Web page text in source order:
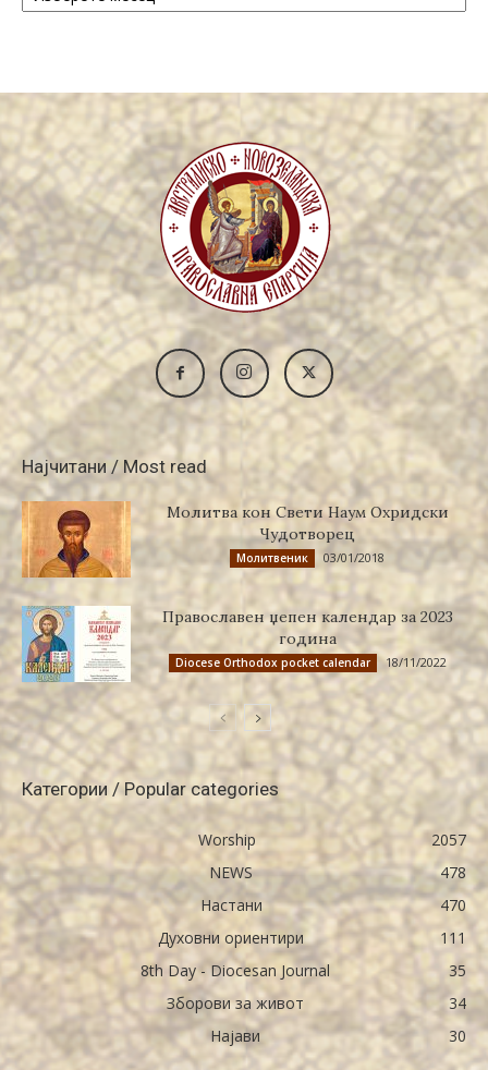
Најчитани / Most read
Молитва кон Свети Наум Охридски
Чудотворец
Молитвеник 03/01/2018
Православен џепен календар за 2023
година
Diocese Orthodox pocket calendar 18/11/2022
Категории / Popular categories
Worship
2057
NEWS
478
Настани
470
Духовни ориентири
111
8th Day - Diocesan Journal
35
Зборови за живот
34
Најави
30